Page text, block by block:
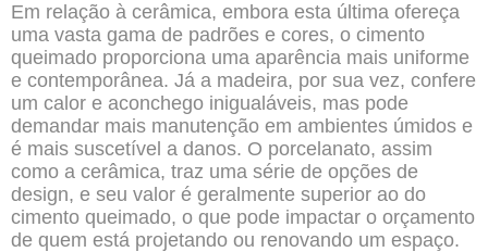
Em relação à cerâmica, embora esta última ofereça
uma vasta gama de padrões e cores, o cimento
queimado proporciona uma aparência mais uniforme
e contemporânea. Já a madeira, por sua vez, confere
um calor e aconchego inigualáveis, mas pode
demandar mais manutenção em ambientes úmidos e
é mais suscetível a danos. O porcelanato, assim
como a cerâmica, traz uma série de opções de
design, e seu valor é geralmente superior ao do
cimento queimado, o que pode impactar o orçamento
de quem está projetando ou renovando um espaço.